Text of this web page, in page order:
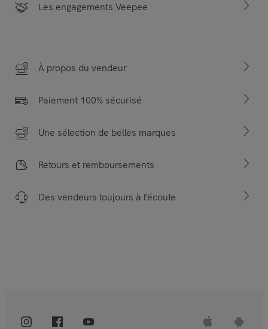
Les engagements Veepee
À propos du vendeur
Paiement 100% sécurisé
Une sélection de belles marques
Retours et remboursements
Des vendeurs toujours à l’écoute